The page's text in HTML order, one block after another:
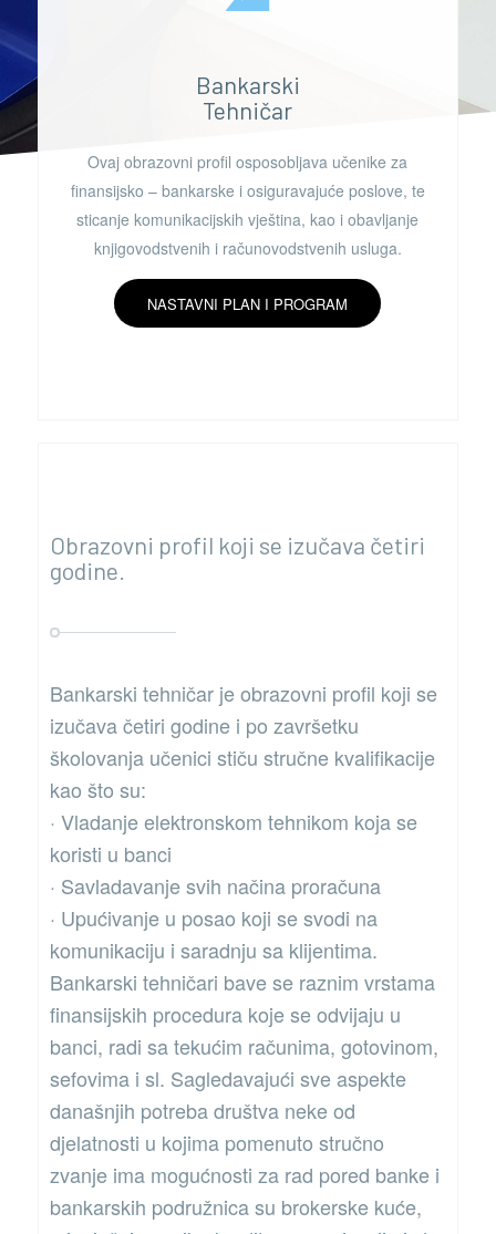
Bankarski
Tehničar
Ovaj obrazovni profil osposobljava učenike za
finansijsko – bankarske i osiguravajuće poslove, te
sticanje komunikacijskih vještina, kao i obavljanje
knjigovodstvenih i računovodstvenih usluga.
NASTAVNI PLAN I PROGRAM
Obrazovni profil koji se izučava četiri
godine.
Bankarski tehničar je obrazovni profil koji se
izučava četiri godine i po završetku
školovanja učenici stiču stručne kvalifikacije
kao što su:
· Vladanje elektronskom tehnikom koja se
koristi u banci
· Savladavanje svih načina proračuna
· Upućivanje u posao koji se svodi na
komunikaciju i saradnju sa klijentima.
Bankarski tehničari bave se raznim vrstama
finansijskih procedura koje se odvijaju u
banci, radi sa tekućim računima, gotovinom,
sefovima i sl. Sagledavajući sve aspekte
današnjih potreba društva neke od
djelatnosti u kojima pomenuto stručno
zvanje ima mogućnosti za rad pored banke i
bankarskih podružnica su brokerske kuće,